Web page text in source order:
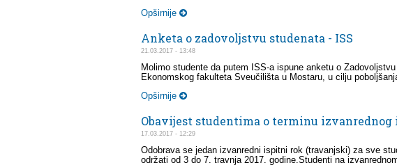
Opširnije
Anketa o zadovoljstvu studenata - ISS
21.03.2017 - 13:48
Molimo studente da putem ISS-a ispune anketu o
Ekonomskog fakulteta Sveučilišta u Mostaru, u cilju
Opširnije
Obavijest studentima o terminu izvanrednog
17.03.2017 - 12:29
Odobrava se jedan izvanredni ispitni rok (travanjski) za sve
održati od 3 do 7. travnja 2017. godine.Studenti na